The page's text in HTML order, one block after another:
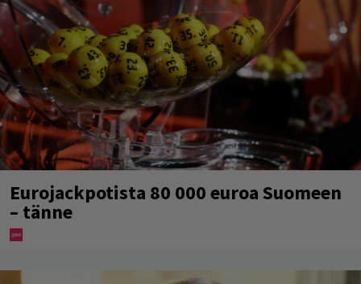
Eurojackpotista 80 000 euroa Suomeen
– tänne